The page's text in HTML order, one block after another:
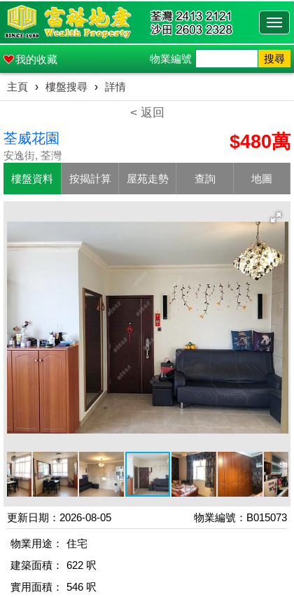
我的收藏 物業編號 搜尋
主頁 › 樓盤搜尋 › 詳情
< 返回
荃威花園
安逸街, 荃灣
$480萬
樓盤資料 按揭計算 屋苑走勢 查詢 地圖
更新日期：2026-08-05 物業編號：B015073
物業用途：
住宅
建築面積：
622 呎
實用面積：
546 呎